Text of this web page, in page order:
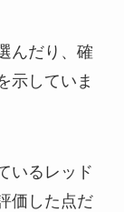
んだり、確
示していま
いるレッド
価した点だ